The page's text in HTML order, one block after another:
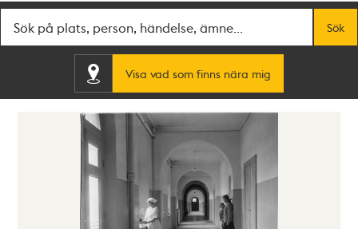
Sök
Visa vad som finns nära mig